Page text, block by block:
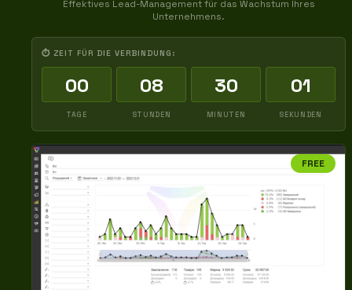
Effektives Lead-Management für das Wachstum Ihres
Unternehmens.
⏱ ZEIT FÜR DIE VERBINDUNG:
00
TAGE
08
STUNDEN
30
MINUTEN
00
SEKUNDEN
FREE